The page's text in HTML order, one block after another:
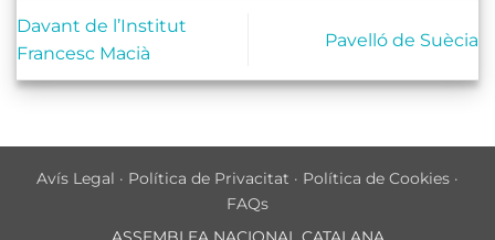
Davant de l’Institut
Francesc Macià
Pavelló de Suècia
Avís Legal · Política de Privacitat · Política de Cookies ·
FAQs